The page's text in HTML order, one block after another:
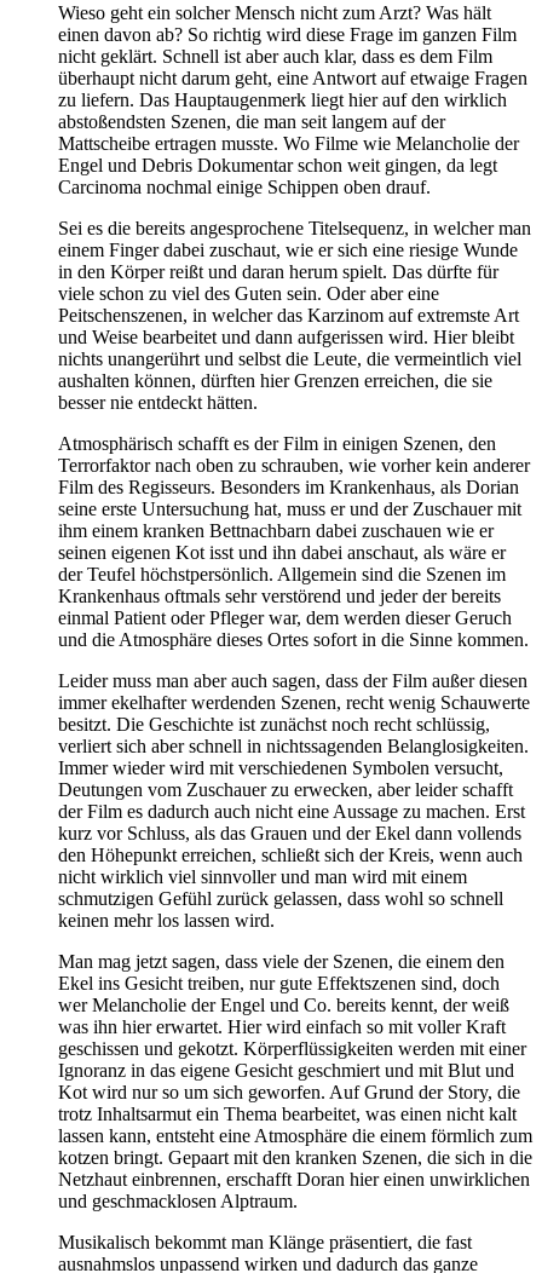
Wieso geht ein solcher Mensch nicht zum Arzt? Was hält
einen davon ab? So richtig wird diese Frage im ganzen Film
nicht geklärt. Schnell ist aber auch klar, dass es dem Film
überhaupt nicht darum geht, eine Antwort auf etwaige Fragen
zu liefern. Das Hauptaugenmerk liegt hier auf den wirklich
abstoßendsten Szenen, die man seit langem auf der
Mattscheibe ertragen musste. Wo Filme wie Melancholie der
Engel und Debris Dokumentar schon weit gingen, da legt
Carcinoma nochmal einige Schippen oben drauf.
Sei es die bereits angesprochene Titelsequenz, in welcher man
einem Finger dabei zuschaut, wie er sich eine riesige Wunde
in den Körper reißt und daran herum spielt. Das dürfte für
viele schon zu viel des Guten sein. Oder aber eine
Peitschenszenen, in welcher das Karzinom auf extremste Art
und Weise bearbeitet und dann aufgerissen wird. Hier bleibt
nichts unangerührt und selbst die Leute, die vermeintlich viel
aushalten können, dürften hier Grenzen erreichen, die sie
besser nie entdeckt hätten.
Atmosphärisch schafft es der Film in einigen Szenen, den
Terrorfaktor nach oben zu schrauben, wie vorher kein anderer
Film des Regisseurs. Besonders im Krankenhaus, als Dorian
seine erste Untersuchung hat, muss er und der Zuschauer mit
ihm einem kranken Bettnachbarn dabei zuschauen wie er
seinen eigenen Kot isst und ihn dabei anschaut, als wäre er
der Teufel höchstpersönlich. Allgemein sind die Szenen im
Krankenhaus oftmals sehr verstörend und jeder der bereits
einmal Patient oder Pfleger war, dem werden dieser Geruch
und die Atmosphäre dieses Ortes sofort in die Sinne kommen.
Leider muss man aber auch sagen, dass der Film außer diesen
immer ekelhafter werdenden Szenen, recht wenig Schauwerte
besitzt. Die Geschichte ist zunächst noch recht schlüssig,
verliert sich aber schnell in nichtssagenden Belanglosigkeiten.
Immer wieder wird mit verschiedenen Symbolen versucht,
Deutungen vom Zuschauer zu erwecken, aber leider schafft
der Film es dadurch auch nicht eine Aussage zu machen. Erst
kurz vor Schluss, als das Grauen und der Ekel dann vollends
den Höhepunkt erreichen, schließt sich der Kreis, wenn auch
nicht wirklich viel sinnvoller und man wird mit einem
schmutzigen Gefühl zurück gelassen, dass wohl so schnell
keinen mehr los lassen wird.
Man mag jetzt sagen, dass viele der Szenen, die einem den
Ekel ins Gesicht treiben, nur gute Effektszenen sind, doch
wer Melancholie der Engel und Co. bereits kennt, der weiß
was ihn hier erwartet. Hier wird einfach so mit voller Kraft
geschissen und gekotzt. Körperflüssigkeiten werden mit einer
Ignoranz in das eigene Gesicht geschmiert und mit Blut und
Kot wird nur so um sich geworfen. Auf Grund der Story, die
trotz Inhaltsarmut ein Thema bearbeitet, was einen nicht kalt
lassen kann, entsteht eine Atmosphäre die einem förmlich zum
kotzen bringt. Gepaart mit den kranken Szenen, die sich in die
Netzhaut einbrennen, erschafft Doran hier einen unwirklichen
und geschmacklosen Alptraum.
Musikalisch bekommt man Klänge präsentiert, die fast
ausnahmslos unpassend wirken und dadurch das ganze